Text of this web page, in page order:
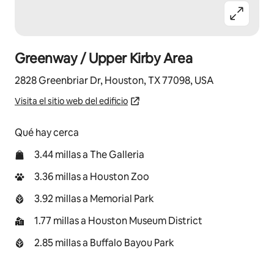
Greenway / Upper Kirby Area
2828 Greenbriar Dr, Houston, TX 77098, USA
Visita el sitio web del edificio
Qué hay cerca
3.44 millas a The Galleria
3.36 millas a Houston Zoo
3.92 millas a Memorial Park
1.77 millas a Houston Museum District
2.85 millas a Buffalo Bayou Park